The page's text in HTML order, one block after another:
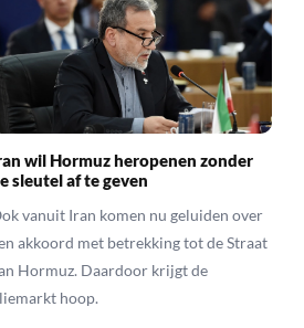
wil Hormuz heropenen zonder
sleutel af te geven
vanuit Iran komen nu geluiden over
akkoord met betrekking tot de Straat
Hormuz. Daardoor krijgt de
hoop.